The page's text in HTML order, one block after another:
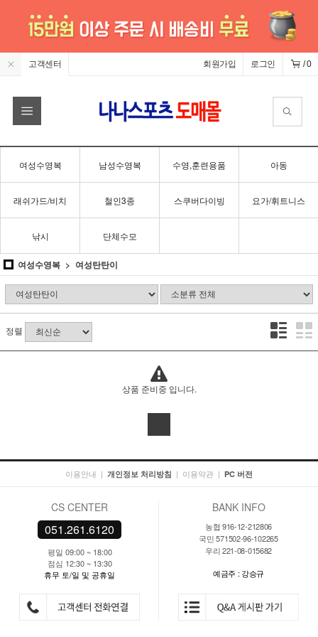
고객센터 /0
로그인
회원가입
여성수영복 남성수영복 수영,훈련용품 아동
래쉬가드/비치 철인3종 스쿠버다이빙 요가/휘트니스
낚시 단체수모
여성수영복 여성탄탄이
정렬
상품 준비중 입니다.
이용안내 | 개인정보 처리방침 | 이용약관 | PC 버전
CS CENTER
051.261.6120
평일 09:00 ~ 18:00
점심 12:30 ~ 13:30
휴무 토/일 및 공휴일
BANK INFO
농협 916-12-212806
국민 571502-96-102265
우리 221-08-015682
예금주 : 강승규